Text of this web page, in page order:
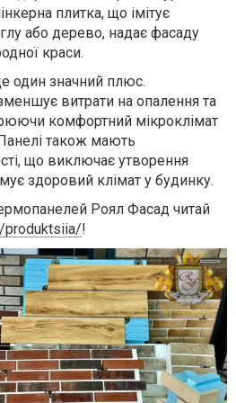
плитка, що імітує
або дерево, надає фасаду
краси.
один значний плюс.
витрати на опалення та
комфортний мікроклімат
також мають
що виключає утворення
здоровий клімат у будинку.
Роял Фасад читай
produktsiia/!